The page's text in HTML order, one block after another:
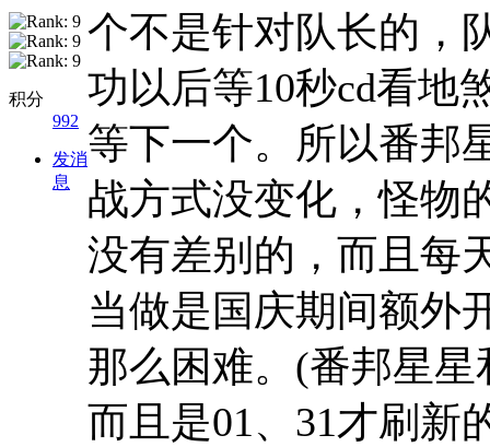
积分
992
发消
息
个不是针对队长的，
功以后等10秒cd看地
等下一个。所以番邦
战方式没变化，怪物
没有差别的，而且每
当做是国庆期间额外
那么困难。(番邦星
而且是01、31才刷新